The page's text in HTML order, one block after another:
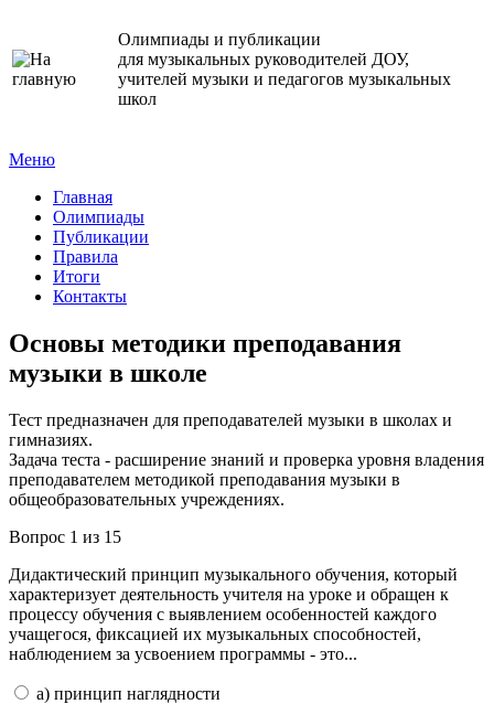
Олимпиады и публикации
для музыкальных руководителей ДОУ,
учителей музыки и педагогов музыкальных
школ
Меню
Главная
Олимпиады
Публикации
Правила
Итоги
Контакты
Основы методики преподавания
музыки в школе
Тест предназначен для преподавателей музыки в школах и
гимназиях.
Задача теста - расширение знаний и проверка уровня владения
преподавателем методикой преподавания музыки в
общеобразовательных учреждениях.
Вопрос 1 из 15
Дидактический принцип музыкального обучения, который
характеризует деятельность учителя на уроке и обращен к
процессу обучения с выявлением особенностей каждого
учащегося, фиксацией их музыкальных способностей,
наблюдением за усвоением программы - это...
а) принцип наглядности